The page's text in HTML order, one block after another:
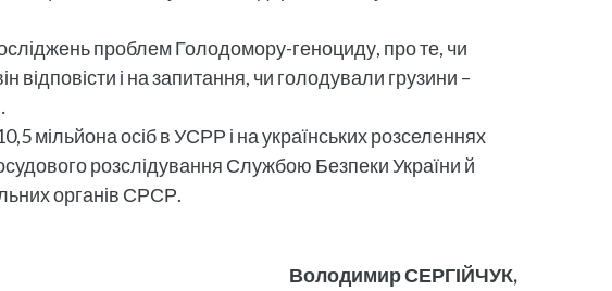
проблем Голодомору-геноциду, про те, чи
відповісти і на запитання, чи голодували грузини –
мільйона осіб в УСРР і на українських розселеннях
розслідування Службою Безпеки України й
органів СРСР.
Володимир СЕРГІЙЧУК,